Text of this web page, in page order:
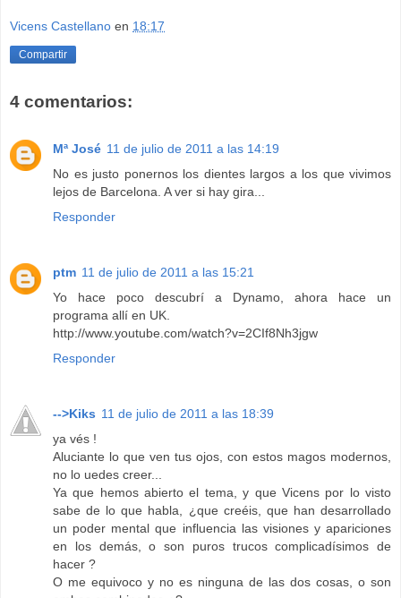
Vicens Castellano en 18:17
Compartir
4 comentarios:
Mª José 11 de julio de 2011 a las 14:19
No es justo ponernos los dientes largos a los que vivimos
lejos de Barcelona. A ver si hay gira...
Responder
ptm 11 de julio de 2011 a las 15:21
Yo hace poco descubrí a Dynamo, ahora hace un
programa allí en UK.
http://www.youtube.com/watch?v=2CIf8Nh3jgw
Responder
-->Kiks 11 de julio de 2011 a las 18:39
ya vés !
Aluciante lo que ven tus ojos, con estos magos modernos,
no lo uedes creer...
Ya que hemos abierto el tema, y que Vicens por lo visto
sabe de lo que habla, ¿que creéis, que han desarrollado
un poder mental que influencia las visiones y apariciones
en los demás, o son puros trucos complicadísimos de
hacer ?
O me equivoco y no es ninguna de las dos cosas, o son